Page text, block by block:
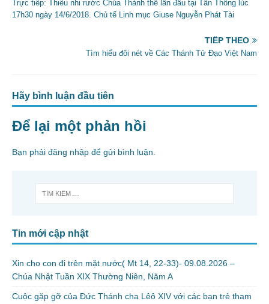
k
Trực tiếp: Thiếu nhi rước Chúa Thánh thể lần đầu tại Tân Thông lúc
17h30 ngày 14/6/2018. Chủ tế Linh mục Giuse Nguyễn Phát Tài
TIẾP THEO
Tìm hiểu đôi nét về Các Thánh Tử Đạo Việt Nam
Hãy bình luận đầu tiên
Để lại một phản hồi
Bạn phải đăng nhập để gửi bình luận.
Tin mới cập nhật
Xin cho con đi trên mặt nước( Mt 14, 22-33)- 09.08.2026 –
Chúa Nhật Tuần XIX Thường Niên, Năm A
Cuộc gặp gỡ của Đức Thánh cha Lêô XIV với các bạn trẻ tham